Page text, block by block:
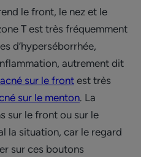
le front, le nez et le
T est très fréquemment
d’hyperséborrhée,
autrement dit
sur le front est très
sur le menton. La
sur le front ou sur le
la situation, car le regard
sur ces boutons